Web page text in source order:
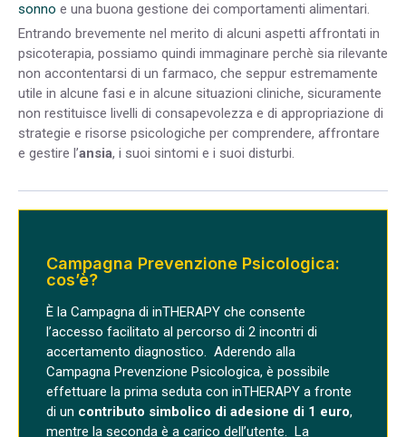
sonno e una buona gestione dei comportamenti alimentari.
Entrando brevemente nel merito di alcuni aspetti affrontati in
psicoterapia, possiamo quindi immaginare perchè sia rilevante
non accontentarsi di un farmaco, che seppur estremamente
utile in alcune fasi e in alcune situazioni cliniche, sicuramente
non restituisce livelli di consapevolezza e di appropriazione di
strategie e risorse psicologiche per comprendere, affrontare
e gestire l’ansia, i suoi sintomi e i suoi disturbi.
Campagna Prevenzione Psicologica:
cos’è?
È la Campagna di inTHERAPY che consente
l’accesso facilitato al percorso di 2 incontri di
accertamento diagnostico. Aderendo alla
Campagna Prevenzione Psicologica, è possibile
effettuare la prima seduta con inTHERAPY a fronte
di un contributo simbolico di adesione di 1 euro,
mentre la seconda è a carico dell’utente. La